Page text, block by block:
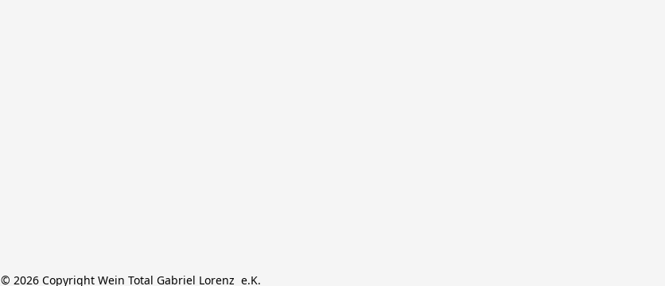
© 2026 Copyright Wein Total Gabriel Lorenz  e.K.